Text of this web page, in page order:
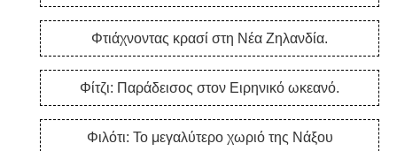
Φτιάχνοντας κρασί στη Νέα Ζηλανδία.
Φίτζι: Παράδεισος στον Ειρηνικό ωκεανό.
Φιλότι: Το μεγαλύτερο χωριό της Νάξου